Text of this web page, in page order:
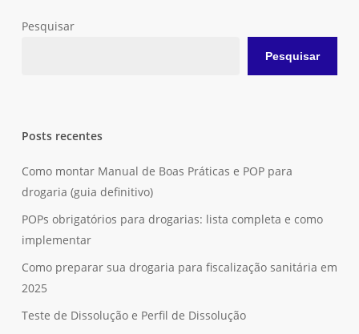
Pesquisar
Pesquisar
Posts recentes
Como montar Manual de Boas Práticas e POP para
drogaria (guia definitivo)
POPs obrigatórios para drogarias: lista completa e como
implementar
Como preparar sua drogaria para fiscalização sanitária em
2025
Teste de Dissolução e Perfil de Dissolução